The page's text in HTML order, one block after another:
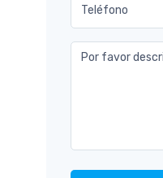
Teléfono
Por favor